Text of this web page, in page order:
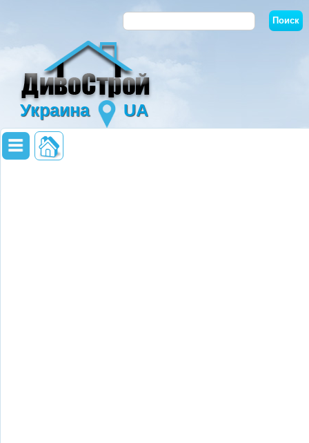
Украина UA